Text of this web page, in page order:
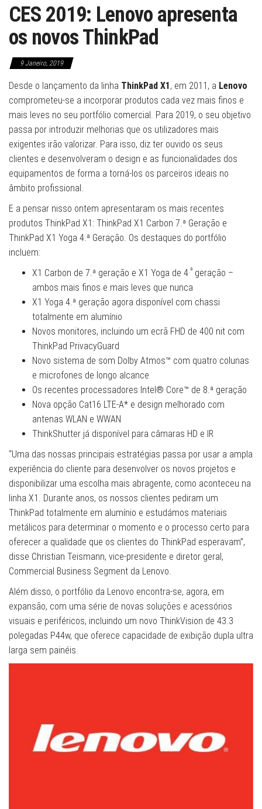
CES 2019: Lenovo apresenta
os novos ThinkPad
9 Janeiro, 2019
Desde o lançamento da linha ThinkPad X1 , em 2011, a Lenovo
comprometeu-se a incorporar produtos cada vez mais finos e
mais leves no seu portfólio comercial. Para 2019, o seu objetivo
passa por introduzir melhorias que os utilizadores mais
exigentes irão valorizar. Para isso, diz ter ouvido os seus
clientes e desenvolveram o design e as funcionalidades dos
equipamentos de forma a torná-los os parceiros ideais no
âmbito profissional.
E a pensar nisso ontem apresentaram os mais recentes
produtos ThinkPad X1: ThinkPad X1 Carbon 7.ª Geração e
ThinkPad X1 Yoga 4.ª Geração. Os destaques do portfólio
incluem:
X1 Carbon de 7.ª geração e X1 Yoga de 4.ª geração –
ambos mais finos e mais leves que nunca
X1 Yoga 4.ª geração agora disponível com chassi
totalmente em alumínio
Novos monitores, incluindo um ecrã FHD de 400 nit com
ThinkPad PrivacyGuard
Novo sistema de som Dolby Atmos™ com quatro colunas
e microfones de longo alcance
Os recentes processadores Intel® Core™ de 8.ª geração
Nova opção Cat16 LTE-A* e design melhorado com
antenas WLAN e WWAN
ThinkShutter já disponível para câmaras HD e IR
“Uma das nossas principais estratégias passa por usar a ampla
experiência do cliente para desenvolver os novos projetos e
disponibilizar uma escolha mais abragente, como aconteceu na
linha X1. Durante anos, os nossos clientes pediram um
ThinkPad totalmente em alumínio e estudámos materiais
metálicos para determinar o momento e o processo certo para
oferecer a qualidade que os clientes do ThinkPad esperavam”,
disse Christian Teismann, vice-presidente e diretor geral,
Commercial Business Segment da Lenovo.
Além disso, o portfólio da Lenovo encontra-se, agora, em
expansão, com uma série de novas soluções e acessórios
visuais e periféricos, incluindo um novo ThinkVision de 43.3
polegadas P44w, que oferece capacidade de exibição dupla ultra
larga sem painéis.